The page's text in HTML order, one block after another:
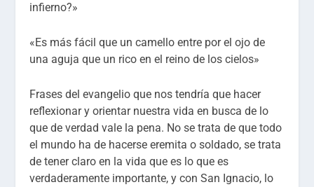
infierno?»
«Es más fácil que un camello entre por el ojo de
una aguja que un rico en el reino de los cielos»
Frases del evangelio que nos tendría que hacer
reflexionar y orientar nuestra vida en busca de lo
que de verdad vale la pena. No se trata de que todo
el mundo ha de hacerse eremita o soldado, se trata
de tener claro en la vida que es lo que es
verdaderamente importante, y con San Ignacio, lo